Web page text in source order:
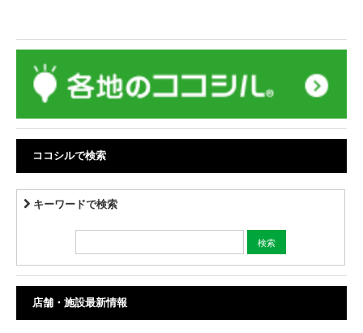
ココシルで検索
キーワードで検索
店舗・施設最新情報